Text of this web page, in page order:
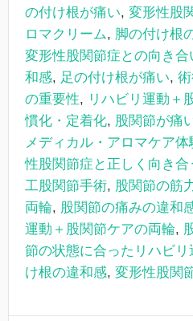
の付け根が痛い, 変形性股
ロマクリーム, 脚の付け根
変形性股関節症との向き合
和感, 足の付け根が痛い,
の重要性, リハビリ運動
慣化・定着化, 股関節が痛
メディカル・アロマケア体
性股関節症と正しく向き合
工股関節手術, 股関節の筋
両輪, 股関節の痛みの違和
運動＋股関節ケアの両輪,
節の状態に合ったリハビリ
け根の違和感, 変形性股関